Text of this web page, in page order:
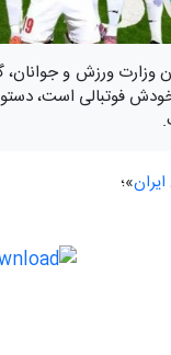
وزارت ورزش و
فوتبالی است،
»؛